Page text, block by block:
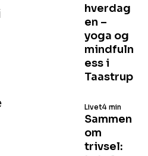
hverdag
en –
yoga og
mindfuln
ess i
Taastrup
Sammen
om
trivsel:
Livet4 min